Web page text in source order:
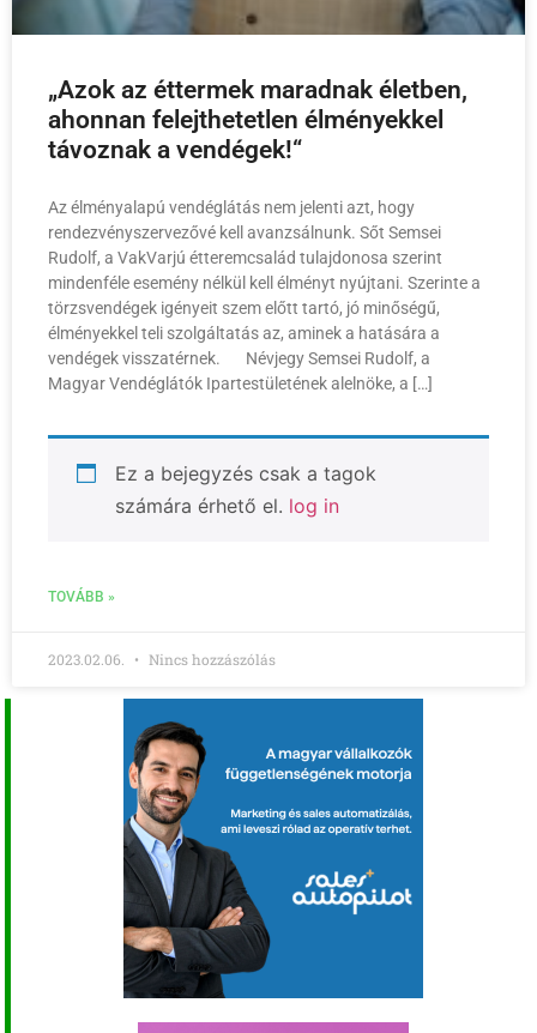
„Azok az éttermek maradnak életben,
ahonnan felejthetetlen élményekkel
távoznak a vendégek!“
Az élményalapú vendéglátás nem jelenti azt, hogy
rendezvényszervezővé kell avanzsálnunk. Sőt Semsei
Rudolf, a VakVarjú étteremcsalád tulajdonosa szerint
mindenféle esemény nélkül kell élményt nyújtani. Szerinte a
törzsvendégek igényeit szem előtt tartó, jó minőségű,
élményekkel teli szolgáltatás az, aminek a hatására a
vendégek visszatérnek. Névjegy Semsei Rudolf, a
Magyar Vendéglátók Ipartestületének alelnöke, a […]
Ez a bejegyzés csak a tagok
számára érhető el. log in
TOVÁBB »
2023.02.06. Nincs hozzászólás